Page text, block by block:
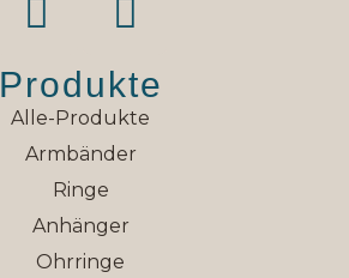
Produkte
Alle-Produkte
Armbänder
Ringe
Anhänger
Ohrringe